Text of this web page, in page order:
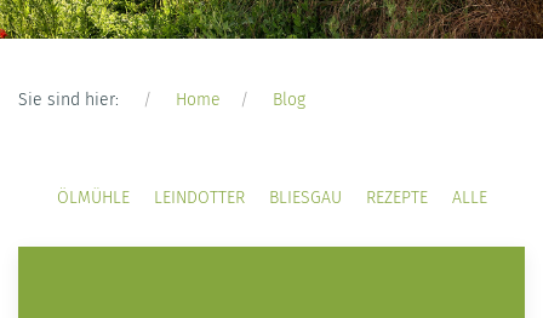
Sie sind hier: Home Blog
ÖLMÜHLE LEINDOTTER BLIESGAU REZEPTE ALLE